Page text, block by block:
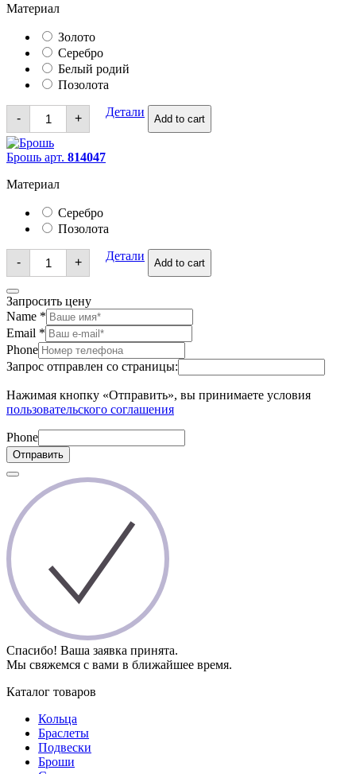
Материал
Золото
Серебро
Белый родий
Позолота
-
Брошь
quantity
+ Детали
Add to cart
Брошь арт. 814047
Материал
Серебро
Позолота
-
Брошь
quantity
+ Детали
Add to cart
Запросить цену
Name *
Email *
Phone
Запрос отправлен со страницы:
Нажимая кнопку «Отправить», вы принимаете условия
пользовательского соглашения
Phone
Отправить
Спасибо! Ваша заявка принята.
Мы свяжемся с вами в ближайшее время.
Каталог товаров
Кольца
Браслеты
Подвески
Броши